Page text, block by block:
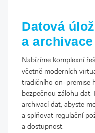
Datová
a archivace
Nabízíme komplexní
včetně moderních
tradičního on-premise
bezpečnou zálohu
archivací dat, abyste
a splňovat regulační
a dostupnost.